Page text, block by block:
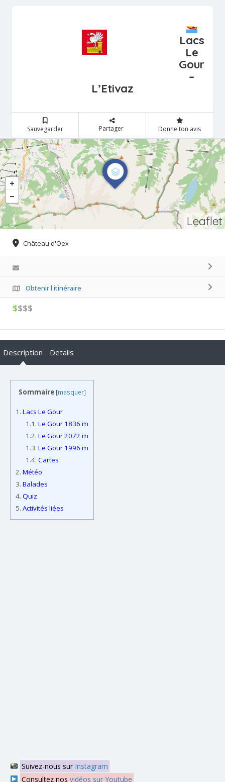
Lacs
Le
Gour
–
L’Etivaz
Sauvegarder Partager Donne ton avis
Leaflet
Château d'Oex
Obtenir l'itinéraire
$$$$
Description Details
Sommaire [masquer]
1. Lacs Le Gour
1.1. Le Gour 1836 m
1.2. Le Gour 2072 m
1.3. Le Gour 1996 m
1.4. Cartes
2. Météo
3. Balades
4. Quiz
5. Activités liées
Suivez-nous sur Instagram
Consultez nos vidéos sur Youtube